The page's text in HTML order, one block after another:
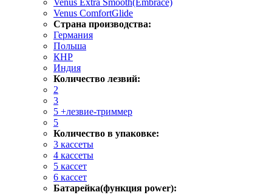
Venus Extra Smooth(Embrace)
Venus ComfortGlide
Страна производства:
Германия
Польша
КНР
Индия
Количество лезвий:
2
3
5 +лезвие-триммер
5
Количество в упаковке:
3 кассеты
4 кассеты
5 кассет
6 кассет
Батарейка(функция power):